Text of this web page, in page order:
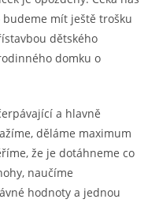
budeme mít ještě trošku
dětského
domku o
a hlavně
děláme maximum
že je dotáhneme co
naučíme
hodnoty a jednou